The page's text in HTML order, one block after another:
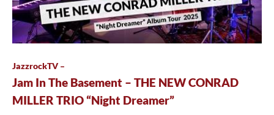
JazzrockTV –
Jam In The Basement – THE NEW CONRAD
MILLER TRIO “Night Dreamer”